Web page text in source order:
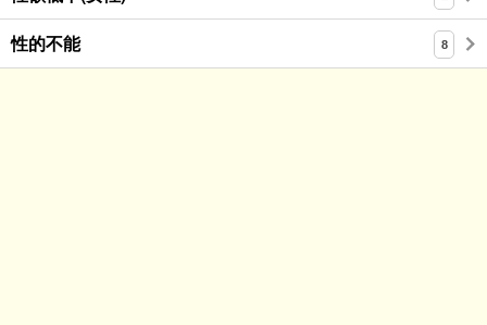
性的不能 8